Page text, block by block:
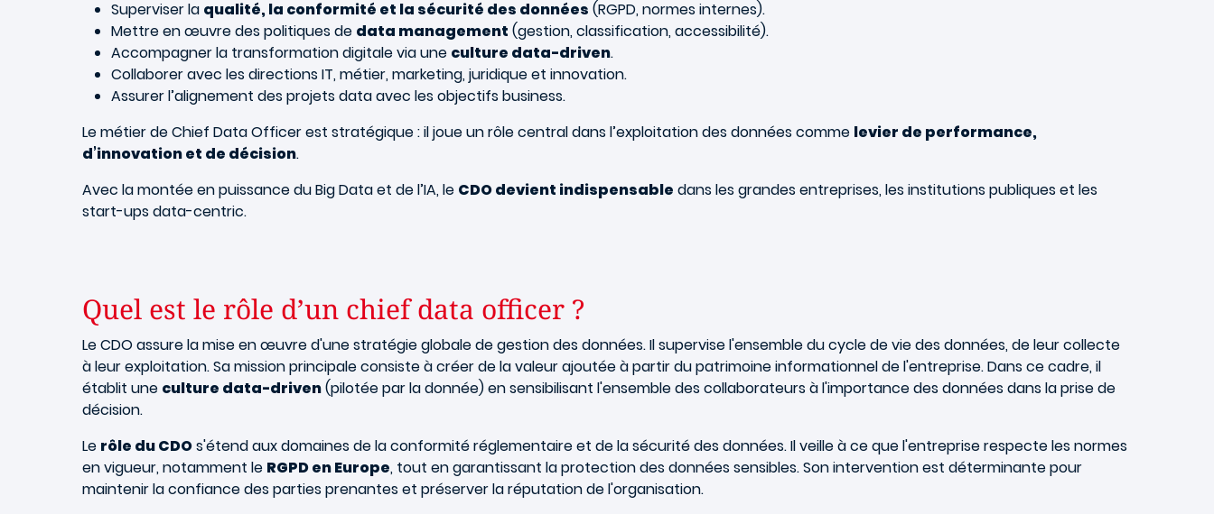
Superviser la qualité, la conformité et la sécurité des données (RGPD, normes internes).
Mettre en œuvre des politiques de data management (gestion, classification, accessibilité).
Accompagner la transformation digitale via une culture data-driven.
Collaborer avec les directions IT, métier, marketing, juridique et innovation.
Assurer l’alignement des projets data avec les objectifs business.
Le métier de Chief Data Officer est stratégique : il joue un rôle central dans l’exploitation des données comme levier de performance,
d’innovation et de décision.
Avec la montée en puissance du Big Data et de l’IA, le CDO devient indispensable dans les grandes entreprises, les institutions publiques et les
start-ups data-centric.
Quel est le rôle d’un chief data officer ?
Le CDO assure la mise en œuvre d'une stratégie globale de gestion des données. Il supervise l'ensemble du cycle de vie des données, de leur collecte
à leur exploitation. Sa mission principale consiste à créer de la valeur ajoutée à partir du patrimoine informationnel de l'entreprise. Dans ce cadre, il
établit une culture data-driven(pilotée par la donnée) en sensibilisant l'ensemble des collaborateurs à l'importance des données dans la prise de
décision.
Le rôle du CDOs'étend aux domaines de la conformité réglementaire et de la sécurité des données. Il veille à ce que l'entreprise respecte les normes
en vigueur, notamment le RGPD en Europe, tout en garantissant la protection des données sensibles. Son intervention est déterminante pour
maintenir la confiance des parties prenantes et préserver la réputation de l'organisation.